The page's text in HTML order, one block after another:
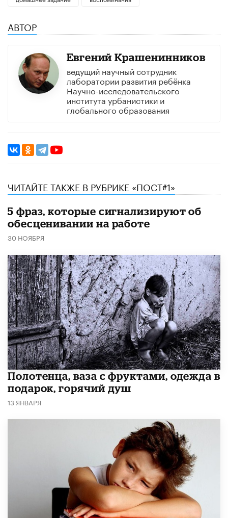
АВТОР
Евгений Крашенинников
ведущий научный сотрудник
лаборатории развития ребёнка
Научно-исследовательского
института урбанистики и
глобального образования
ЧИТАЙТЕ ТАКЖЕ В РУБРИКЕ «ПОСТ#1»
5 фраз, которые сигнализируют об
обесценивании на работе
30 НОЯБРЯ
Полотенца, ваза с фруктами, одежда в
подарок, горячий душ
13 ЯНВАРЯ